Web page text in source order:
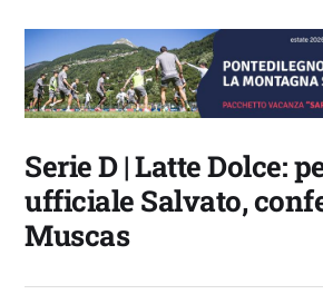
Serie D | Latte Dolce:
ufficiale Salvato,
Muscas